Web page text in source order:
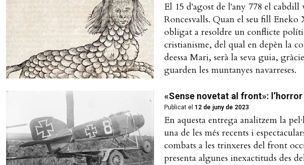
El 15 d'agost de l'any 778 el cabdill
Roncesvalls. Quan el seu fill Eneko
obligat a resoldre un conflicte
cristianisme, del qual en depèn la
deessa Mari, serà la seva guia,
guarden les muntanyes navarreses.
«Sense novetat al front»:
Publicat el 12 de juny de 2023
En aquesta entrega analitzem la
una de les més recents i
combats a les trinxeres del front
presenta algunes inexactituds des